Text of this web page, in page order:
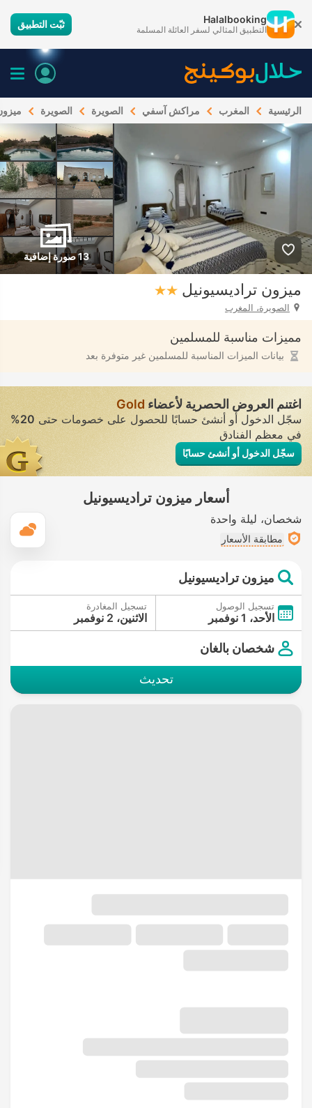
Halalbooking
التطبيق المثالي لسفر العائلة المسلمة ثبّت التطبيق
الرئيسية المغرب مراكش آسفي الصويرة الصويرة
13 صورة إضافية
ميزون تراديسيونيل
الصويرة، المغرب
مميزات مناسبة للمسلمين
بيانات الميزات المناسبة للمسلمين غير متوفرة بعد
اغتنم العروض الحصرية لأعضاء Gold
سجّل الدخول أو أنشئ حسابًا للحصول على خصومات حتى20%
في معظم الفنادق
سجّل الدخول أو أنشئ حسابًا
أسعار ميزون تراديسيونيل
شخصان ليلة واحدة
مطابقة الأسعار
ميزون تراديسيونيل
تسجيل الوصول
الأحد، 1 نوفمبر
تسجيل المغادرة
الاثنين، 2 نوفمبر
شخصان بالغان
تحديث